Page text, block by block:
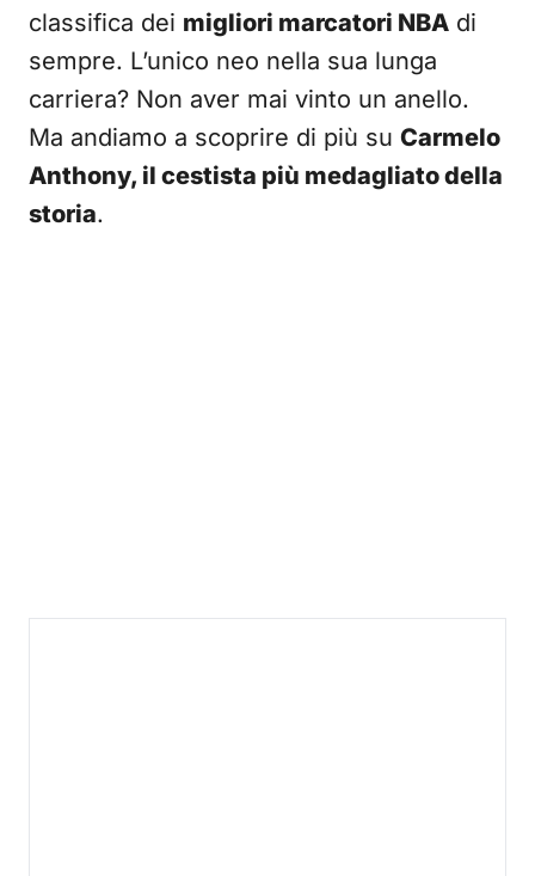
classifica dei migliori marcatori NBA di
sempre. L’unico neo nella sua lunga
carriera? Non aver mai vinto un anello.
Ma andiamo a scoprire di più su Carmelo
Anthony, il cestista più medagliato della
storia.